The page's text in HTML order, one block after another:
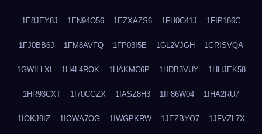
1E8JEY8J 1EN94O56 1EZXAZS6 1FH0C41J 1FIP186C
1FJ0BB6J 1FM8AVFQ 1FP03I5E 1GL2VJGH 1GRISVQA
1GWILLXI 1H4L4ROK 1HAKMC6P 1HDB3VUY 1HHJEK58
1HR93CXT 1I70CGZX 1IASZ8H3 1IF86W04 1IHA2RU7
1IOKJ9IZ 1IOWA7OG 1IWGPKRW 1JEZBYO7 1JFVZL7X